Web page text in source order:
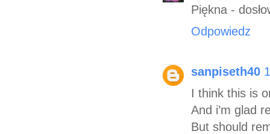
Piękna -
Odpowiedz
sanpiseth40
I think this is
And i’m glad
But should